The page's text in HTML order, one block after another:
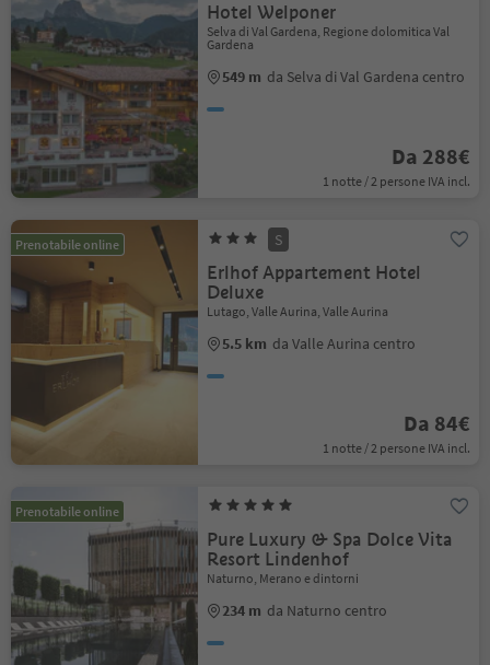
Hotel Welponer
Selva di Val Gardena, Regione dolomitica Val
Gardena
549 m da Selva di Val Gardena centro
Da 288€
1 notte / 2 persone IVA incl.
Prenotabile online S
Erlhof Appartement Hotel
Deluxe
Lutago, Valle Aurina, Valle Aurina
5.5 km da Valle Aurina centro
Da 84€
1 notte / 2 persone IVA incl.
Prenotabile online
Pure Luxury & Spa Dolce Vita
Resort Lindenhof
Naturno, Merano e dintorni
234 m da Naturno centro